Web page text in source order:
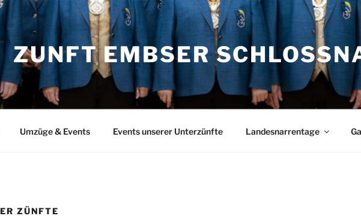
ZUNFT EMBSER
Umzüge & Events Events unserer Unterzünfte Landesnarrentage
ZÜNFTE